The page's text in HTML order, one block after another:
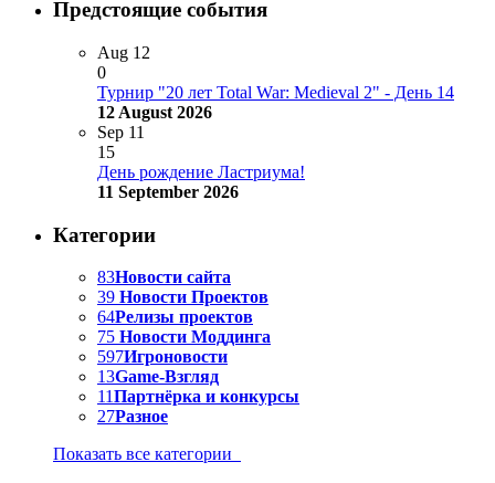
Предстоящие события
Aug 12
0
Турнир "20 лет Total War: Medieval 2" - День 14
12 August 2026
Sep 11
15
День рождение Ластриума!
11 September 2026
Категории
83Новости сайта
39 Новости Проектов
64Релизы проектов
75 Новости Моддинга
597Игроновости
13Game-Взгляд
11Партнёрка и конкурсы
27Разное
Показать все категории